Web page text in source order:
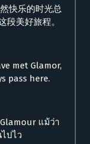
快乐的时光总
段美好旅程。
met Glamor,
pass here.
แม้ว่า
ปไว